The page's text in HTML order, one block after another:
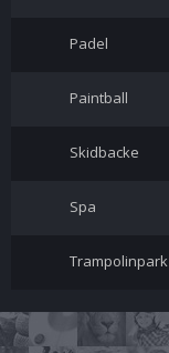
Padel
Paintball
Skidbacke
Spa
Trampolinpark